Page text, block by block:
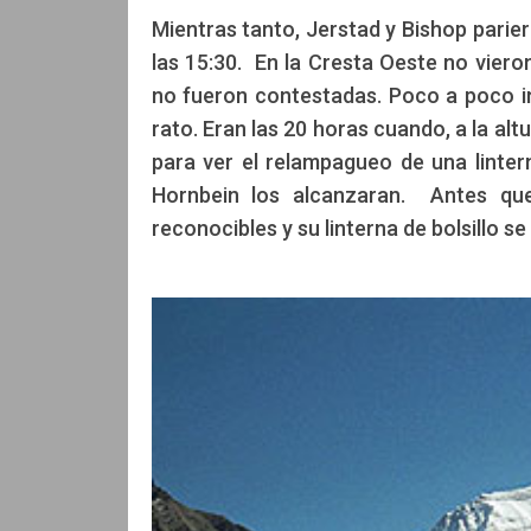
Mientras tanto, Jerstad y Bishop
las 15:30. En la Cresta Oeste no
no fueron contestadas. Poco a poco
rato. Eran las 20 horas cuando, a la
para ver el relampagueo de una
Hornbein los alcanzaran. Antes
reconocibles y su linterna de bolsillo se